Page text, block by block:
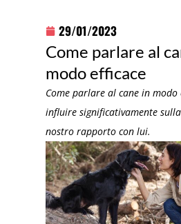
29/01/2023
Come parlare al
modo efficace
Come parlare al cane in modo
influire significativamente
nostro rapporto con lui.